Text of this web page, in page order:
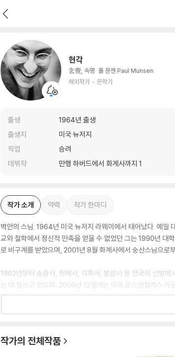
현각
玄覺, 속명: 폴 뮨젠 Paul Munsen
해외작가
문학가
출생
1964년 출생
출생지
미국 뉴저지
직업
승려
데뷔작
만행 하버드에서 화계사까지 1
작가 소개 약력 작가 한마디
벽안의 스님. 1964년 미국 뉴저지 라웨이에서 태어났다. 예일
교와 철학에서 정신적 만족을 얻을 수 없었던 그는 1990년 대
로 비구계를 받았으며, 2001년 8월 화계사에서 숭산스님으로
1992년부터 송광사, 정혜사, 각화사, 봉암사 등 전국의 선방에
는 데 힘쓰고 있으며, 2009년 12월에는 미국 로스엔젤레스
다.
문보장록』, 『선 사상론』, 『선 수행론』, 『한국선론』, 『벽암론
작가의 전체작품